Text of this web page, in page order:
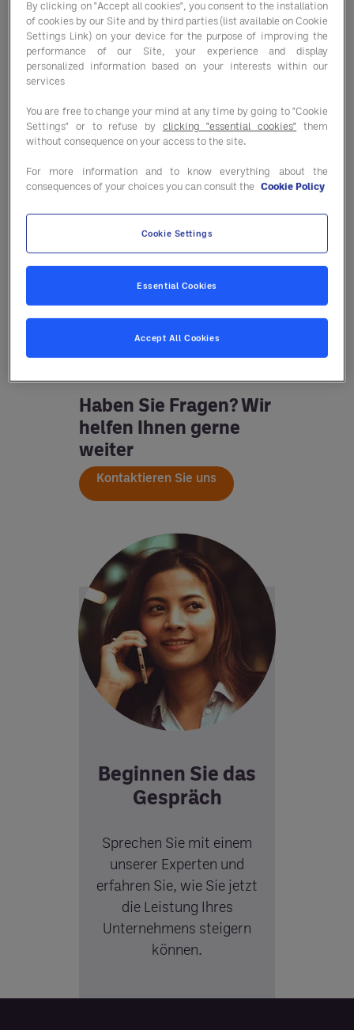
+49 (0) 6142 8350 - 558 ​
HRB 739691 – Amtsgericht
Gesellschaft: Heidelberg
Ust-ID: DE 343035858
Inhaltlich Verantwortlicher
gemäß § 18 Abs. 2 MStV:
Jennifer Grant
Haben Sie Fragen? Wir
helfen Ihnen gerne
weiter
Kontaktieren Sie uns
Beginnen Sie das
Gespräch
Sprechen Sie mit einem
unserer Experten und
erfahren Sie, wie Sie jetzt
die Leistung Ihres
Unternehmens steigern
können.
By clicking on "Accept all cookies", you consent to the installation
of cookies by our Site and by third parties (list available on Cookie
Settings Link) on your device for the purpose of improving the
performance of our Site, your experience and display
personalized information based on your interests within our
services
You are free to change your mind at any time by going to "Cookie
Settings" or to refuse by clicking "essential cookies" them
without consequence on your access to the site.
For more information and to know everything about the
consequences of your choices you can consult the Cookie Policy
Cookie Settings
Essential Cookies
Accept All Cookies